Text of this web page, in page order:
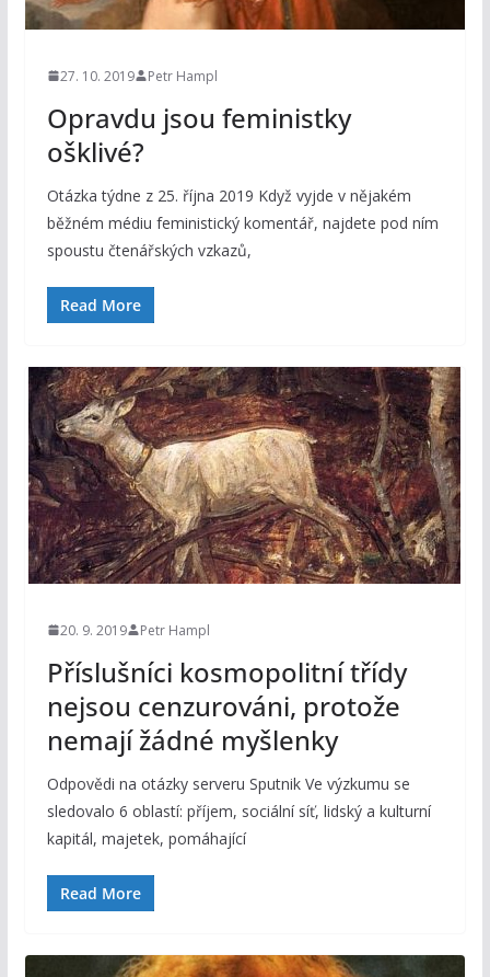
27. 10. 2019 Petr Hampl
Opravdu jsou feministky
ošklivé?
Otázka týdne z 25. října 2019 Když vyjde v nějakém
běžném médiu feministický komentář, najdete pod ním
spoustu čtenářských vzkazů,
Read More
20. 9. 2019 Petr Hampl
Příslušníci kosmopolitní třídy
nejsou cenzurováni, protože
nemají žádné myšlenky
Odpovědi na otázky serveru Sputnik Ve výzkumu se
sledovalo 6 oblastí: příjem, sociální síť, lidský a kulturní
kapitál, majetek, pomáhající
Read More